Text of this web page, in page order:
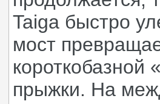
Taiga быстро
мост
короткобазной
прыжки. На